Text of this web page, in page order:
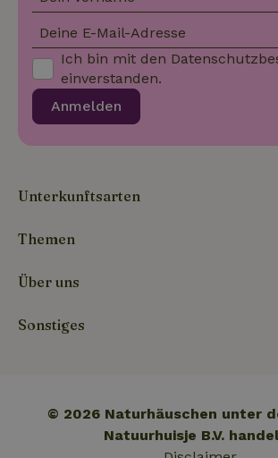
Deine E-Mail-Adresse
Anmelden
Ich bin mit den
einverstanden.
Unterkunftsarten
Themen
Über uns
Sonstiges
© 2026 Naturhäuschen unter
Natuurhuisje B.V.